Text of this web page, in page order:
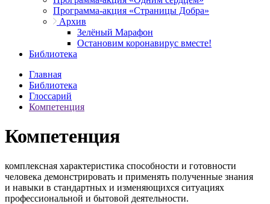
Программа-акция «Страницы Добра»
Архив
Зелёный Марафон
Остановим коронавирус вместе!
Библиотека
Главная
Библиотека
Глоссарий
Компетенция
Компетенция
комплексная характеристика способности и готовности
человека демонстрировать и применять полученные знания
и навыки в стандартных и изменяющихся ситуациях
профессиональной и бытовой деятельности.